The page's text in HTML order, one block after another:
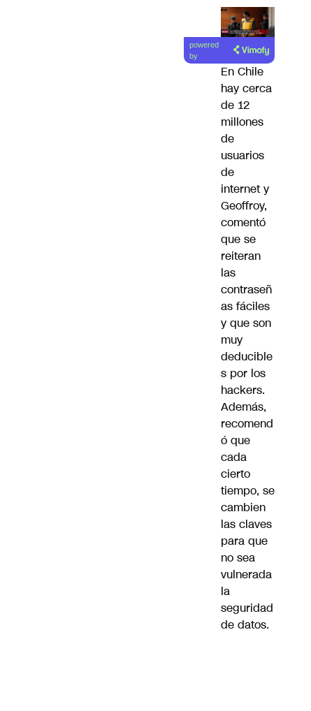
powered
by
En Chile
hay cerca
de 12
millones
de
usuarios
de
internet y
Geoffroy,
comentó
que se
reiteran
las
contraseñ
as fáciles
y que son
muy
deducible
s por los
hackers.
Además,
recomend
ó que
cada
cierto
tiempo, se
cambien
las claves
para que
no sea
vulnerada
la
seguridad
de datos.